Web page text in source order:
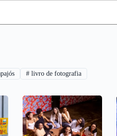
# livro de fotografia